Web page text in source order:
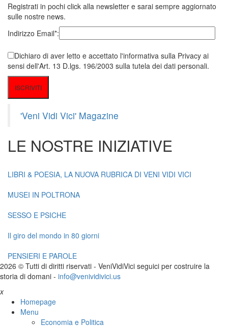
Registrati in pochi click alla newsletter e sarai sempre aggiornato
sulle nostre news.
Indirizzo Email*:
Dichiaro di aver letto e accettato l'informativa sulla Privacy ai
sensi dell'Art. 13 D.lgs. 196/2003 sulla tutela dei dati personali.
'Veni Vidi Vici' Magazine
LE NOSTRE INIZIATIVE
LIBRI & POESIA, LA NUOVA RUBRICA DI VENI VIDI VICI
MUSEI IN POLTRONA
SESSO E PSICHE
Il giro del mondo in 80 giorni
PENSIERI E PAROLE
2026 © Tutti di diritti riservati - VeniVidiVici seguici per costruire la
storia di domani - info@venividivici.us
x
Homepage
Menu
Economia e Politica